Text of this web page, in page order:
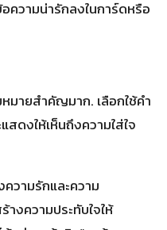
วามรักและความ
ความประทับใจให้
ย่างแท้จริง” – ผู้
ลองนำเทคนิคเหล่านี้มาท
าะสม รูปแบบการ
นการ์ดที่ประทับใจ. เพื่อ
งมอบของขวัญที่น่าจดจำ.